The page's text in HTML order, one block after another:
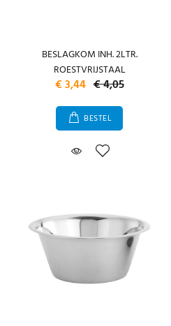
BESLAGKOM INH. 2LTR.
ROESTVRIJSTAAL
€ 3,44 € 4,05
BESTEL